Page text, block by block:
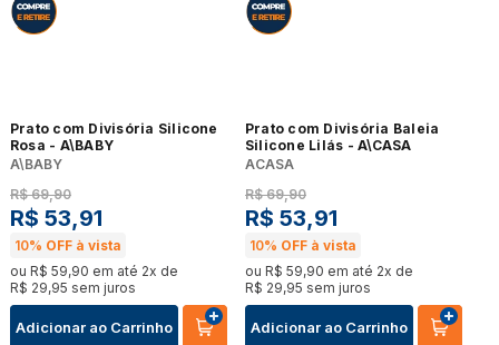
Prato com Divisória Silicone
Rosa - A\BABY
A\BABY
R$ 69,90
R$ 53,91
10% OFF à vista
ou R$ 59,90 em até 2x de
R$ 29,95 sem juros
Adicionar ao Carrinho
Prato com Divisória Baleia
Silicone Lilás - A\CASA
ACASA
R$ 69,90
R$ 53,91
10% OFF à vista
ou R$ 59,90 em até 2x de
R$ 29,95 sem juros
Adicionar ao Carrinho